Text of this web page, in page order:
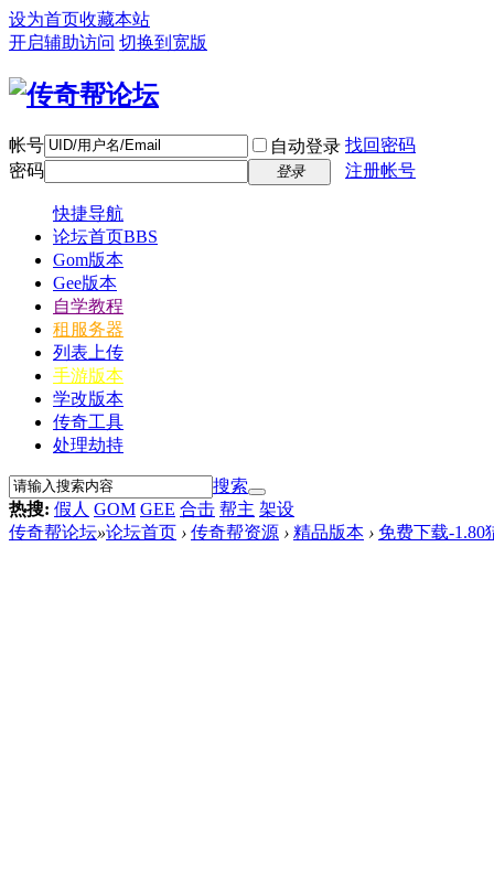
设为首页收藏本站
开启辅助访问 切换到宽版
帐号 自动登录 找回密码
密码
登录 注册帐号
快捷导航
论坛首页BBS
Gom版本
Gee版本
自学教程
租服务器
列表上传
手游版本
学改版本
传奇工具
处理劫持
搜索
热搜: 假人 GOM GEE 合击 帮主 架设
传奇帮论坛»论坛首页 › 传奇帮资源 › 精品版本 › 免费下载-1.80